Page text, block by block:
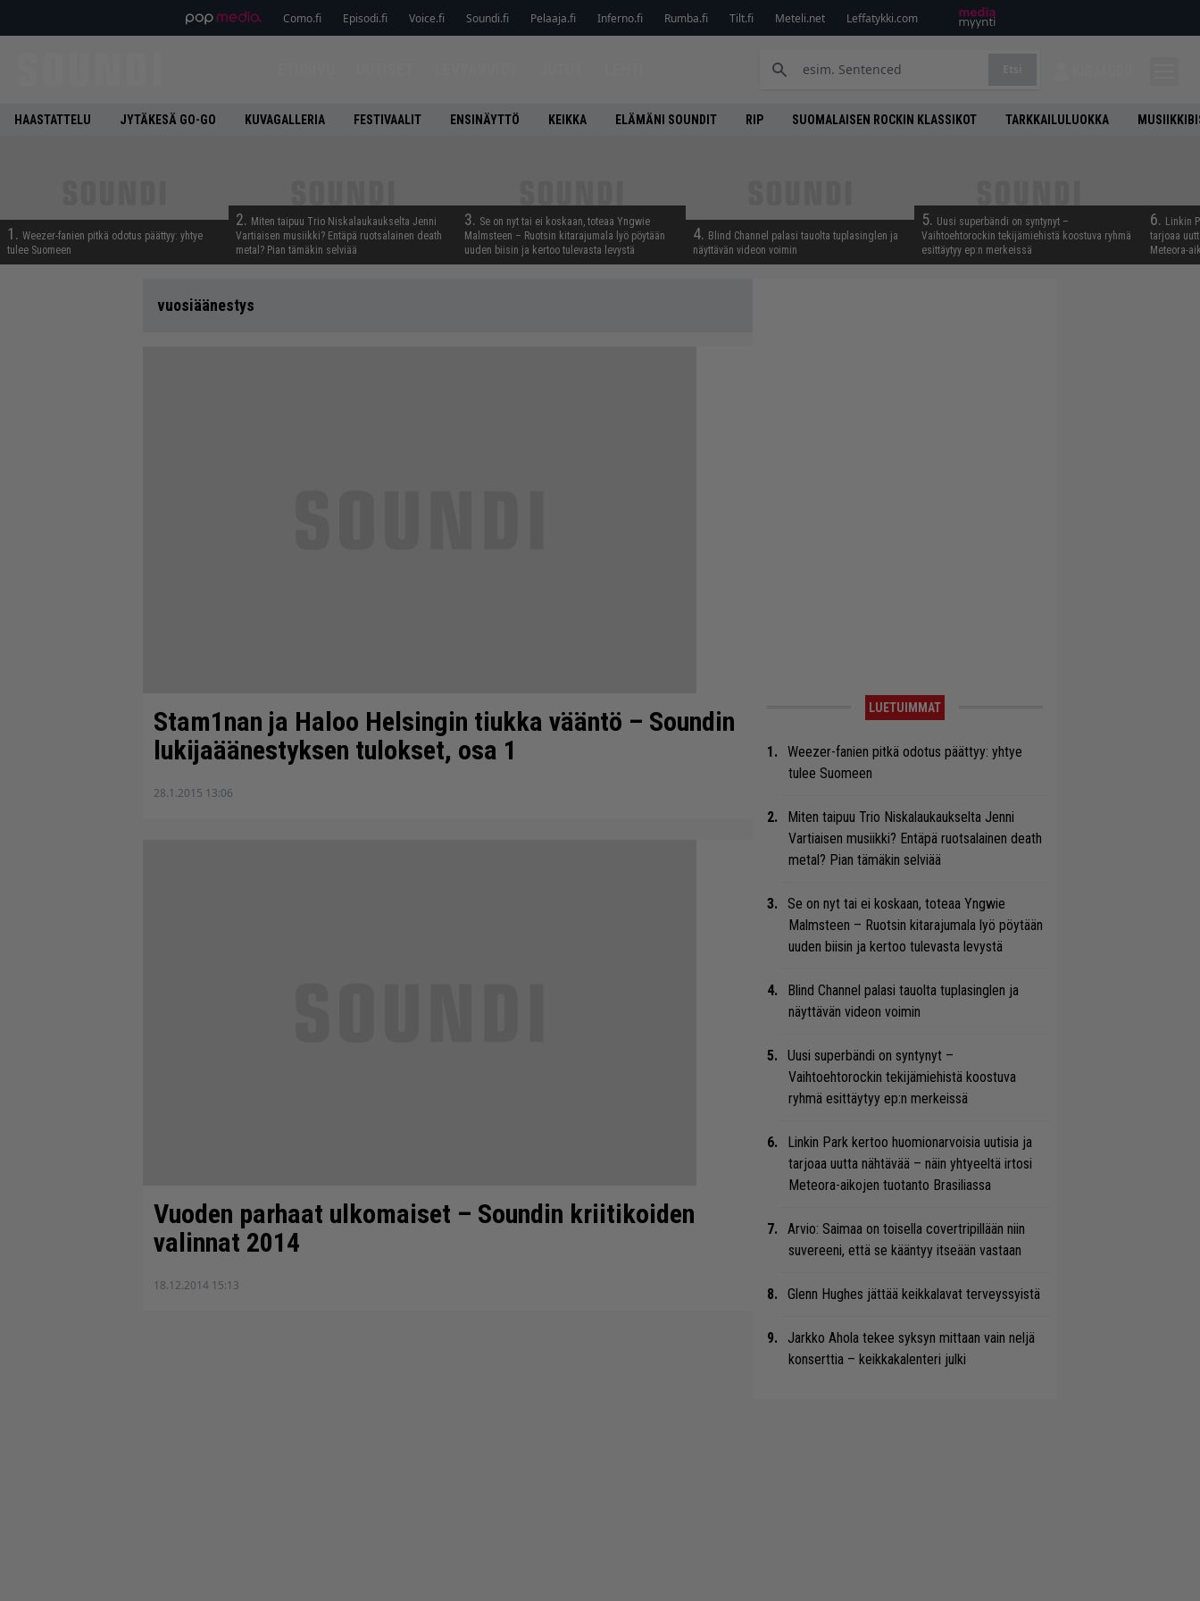
Como.fi Episodi.fi Voice.fi Soundi.fi Pelaaja.fi Inferno.fi Rumba.fi Tilt.fi Meteli.net Leffatykki.com
HAASTATTELU JYTÄKESÄ GO-GO KUVAGALLERIA FESTIVAALIT ENSINÄYTTÖ KEIKKA ELÄMÄNI SOUNDIT RIP SUOMALAISEN ROCKIN KLASSIKOT TARKKAILULUOKKA
1. Weezer-fanien pitkä odotus päättyy: yhtye
tulee Suomeen
2. Miten taipuu Trio Niskalaukaukselta Jenni
Vartiaisen musiikki? Entäpä ruotsalainen death
metal? Pian tämäkin selviää
3. Se on nyt tai ei koskaan, toteaa Yngwie
Malmsteen – Ruotsin kitarajumala lyö pöytään
uuden biisin ja kertoo tulevasta levystä
4. Blind Channel palasi tauolta tuplasinglen ja
näyttävän videon voimin
5. Uusi superbändi on syntynyt –
Vaihtoehtorockin tekijämiehistä koostuva ryhmä
esittäytyy ep:n merkeissä
6. Linkin
tarjoaa
Meteora-
vuosiäänestys
Stam1nan ja Haloo Helsingin tiukka vääntö – Soundin
lukijaäänestyksen tulokset, osa 1
28.1.2015 13:06
Vuoden parhaat ulkomaiset – Soundin kriitikoiden
valinnat 2014
18.12.2014 15:13
LUETUIMMAT
Weezer-fanien pitkä odotus päättyy: yhtye
tulee Suomeen
Miten taipuu Trio Niskalaukaukselta Jenni
Vartiaisen musiikki? Entäpä ruotsalainen death
metal? Pian tämäkin selviää
Se on nyt tai ei koskaan, toteaa Yngwie
Malmsteen – Ruotsin kitarajumala lyö pöytään
uuden biisin ja kertoo tulevasta levystä
Blind Channel palasi tauolta tuplasinglen ja
näyttävän videon voimin
Uusi superbändi on syntynyt –
Vaihtoehtorockin tekijämiehistä koostuva
ryhmä esittäytyy ep:n merkeissä
Linkin Park kertoo huomionarvoisia uutisia ja
tarjoaa uutta nähtävää – näin yhtyeeltä irtosi
Meteora-aikojen tuotanto Brasiliassa
Arvio: Saimaa on toisella covertripillään niin
suvereeni, että se kääntyy itseään vastaan
Glenn Hughes jättää keikkalavat terveyssyistä
Jarkko Ahola tekee syksyn mittaan vain neljä
konserttia – keikkakalenteri julki